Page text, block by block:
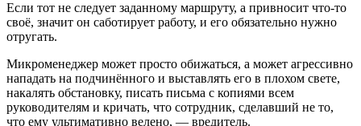
Если тот не следует заданному маршруту, а привносит что-то
своё, значит он саботирует работу, и его обязательно нужно
отругать.
Микроменеджер может просто обижаться, а может агрессивно
нападать на подчинённого и выставлять его в плохом свете,
накалять обстановку, писать письма с копиями всем
руководителям и кричать, что сотрудник, сделавший не то,
что ему ультимативно велено, — вредитель.